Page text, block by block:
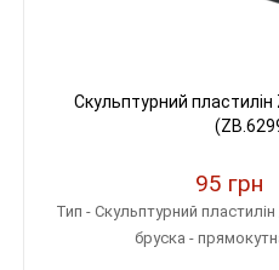
Скульптурний
95 грн
Тип - Скульптурний
бруска -